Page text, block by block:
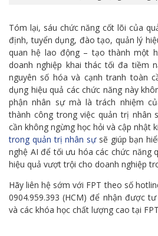
Tóm lại, sáu chức năng cốt lõi của
định, tuyển dụng, đào tạo, quản lý
quan hệ lao động – tạo thành một
doanh nghiệp khai thác tối đa tiềm
nguyên số hóa và cạnh tranh toàn
dụng hiệu quả các chức năng này
phận nhân sự mà là trách nhiệm
thành công trong việc quản trị nhân
cần không ngừng học hỏi và cập nhật
trong quản trị nhân sựsẽ giúp bạn
nghệ AI để tối ưu hóa các chức năng
hiệu quả vượt trội cho doanh nghiệp
Hãy liên hệ sớm với FPT theo số
0904.959.393 (HCM) để nhận được
và các khóa học chất lượng cao tại